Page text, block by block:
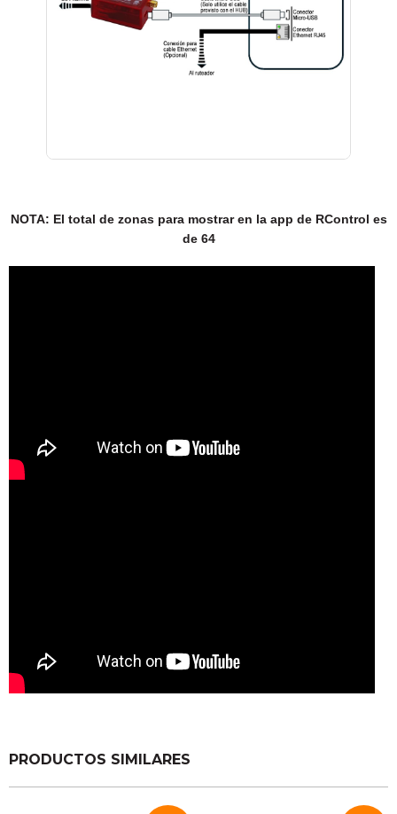
NOTA: El total de zonas para mostrar en la app de RControl es
de 64
PRODUCTOS SIMILARES